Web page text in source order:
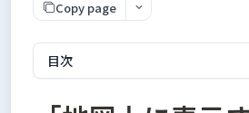
Copy page
目次